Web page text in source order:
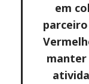
em
manter